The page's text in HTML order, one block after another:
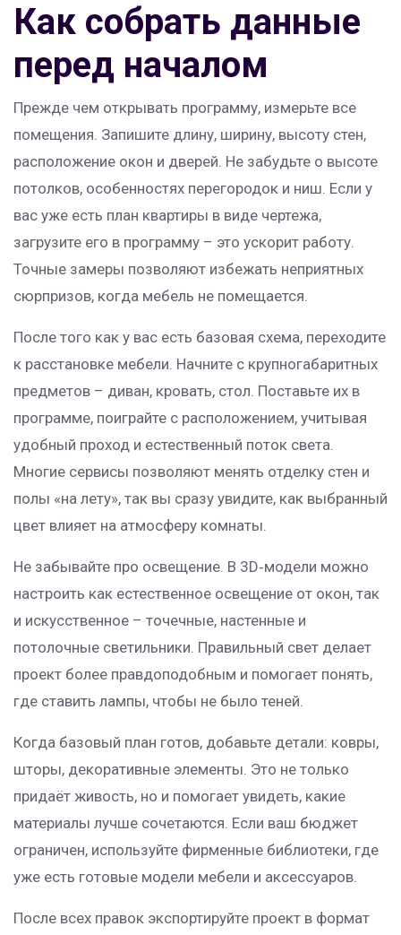
Как собрать данные
перед началом
Прежде чем открывать программу, измерьте все
помещения. Запишите длину, ширину, высоту стен,
расположение окон и дверей. Не забудьте о высоте
потолков, особенностях перегородок и ниш. Если у
вас уже есть план квартиры в виде чертежа,
загрузите его в программу – это ускорит работу.
Точные замеры позволяют избежать неприятных
сюрпризов, когда мебель не помещается.
После того как у вас есть базовая схема, переходите
к расстановке мебели. Начните с крупногабаритных
предметов – диван, кровать, стол. Поставьте их в
программе, поиграйте с расположением, учитывая
удобный проход и естественный поток света.
Многие сервисы позволяют менять отделку стен и
полы «на лету», так вы сразу увидите, как выбранный
цвет влияет на атмосферу комнаты.
Не забывайте про освещение. В 3D‑модели можно
настроить как естественное освещение от окон, так
и искусственное – точечные, настенные и
потолочные светильники. Правильный свет делает
проект более правдоподобным и помогает понять,
где ставить лампы, чтобы не было теней.
Когда базовый план готов, добавьте детали: ковры,
шторы, декоративные элементы. Это не только
придаёт живость, но и помогает увидеть, какие
материалы лучше сочетаются. Если ваш бюджет
ограничен, используйте фирменные библиотеки, где
уже есть готовые модели мебели и аксессуаров.
После всех правок экспортируйте проект в формат